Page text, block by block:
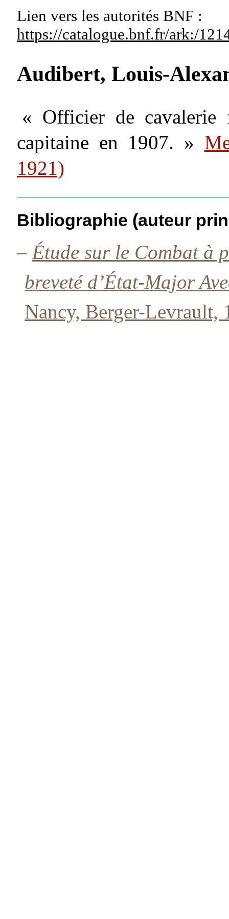
Lien vers les autorités BNF :
https://catalogue.bnf.fr/ark:/
Audibert, Louis-
« Officier de cavalerie
capitaine en 1907. »
1921)
Bibliographie (auteur
– Étude sur le Combat à
breveté d’État-Major
Nancy, Berger-Levrault,